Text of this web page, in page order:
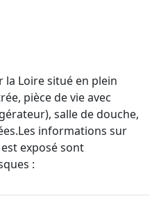
la Loire situé en plein
pièce de vie avec
salle de douche,
informations sur
exposé sont
: